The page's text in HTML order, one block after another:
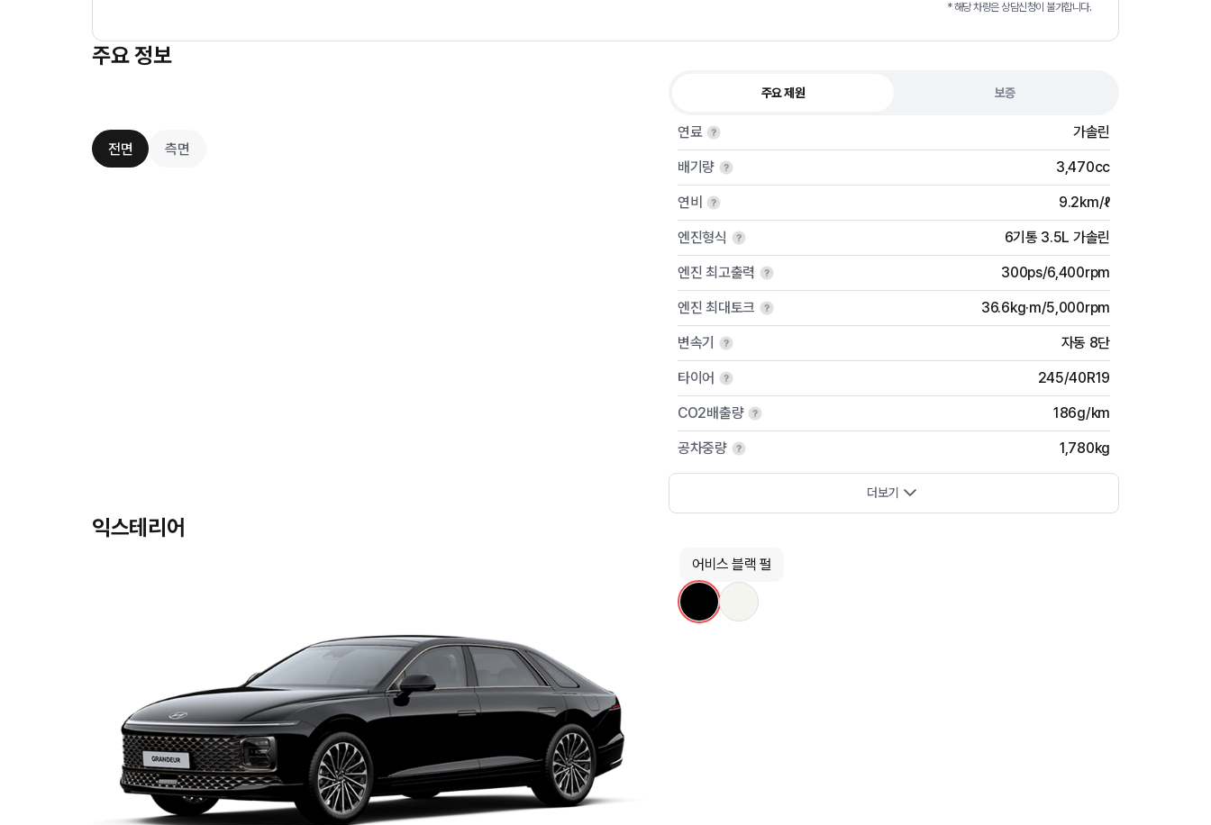
* 해당 차량은 상담신청이 불가합니다.
주요 정보
전면 측면
주요 제원 보증
연료 가솔린
배기량 3,470cc
연비 9.2km/ℓ
엔진형식 6기통 3.5L 가솔린
엔진 최고출력 300ps/6,400rpm
엔진 최대토크 36.6kg·m/5,000rpm
변속기 자동 8단
타이어 245/40R19
CO2배출량 186g/km
공차중량 1,780kg
더보기
익스테리어
어비스 블랙 펄